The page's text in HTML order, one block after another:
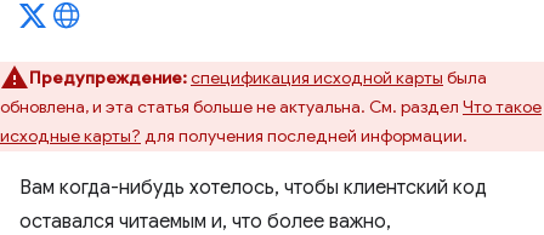
Предупреждение:спецификация исходной карты была
обновлена, и эта статья больше не актуальна. См. раздел Что такое
исходные карты? для получения последней информации.
Вам когда-нибудь хотелось, чтобы клиентский код
оставался читаемым и, что более важно,